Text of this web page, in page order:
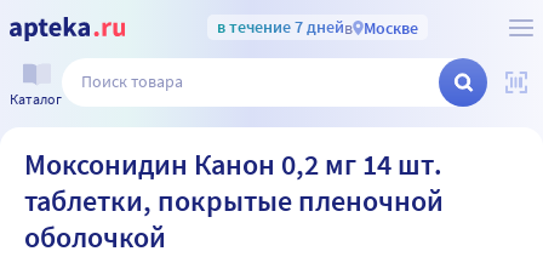
в течение 7 днейв Москве
Каталог
Моксонидин Канон 0,2 мг 14 шт.
таблетки, покрытые пленочной
оболочкой